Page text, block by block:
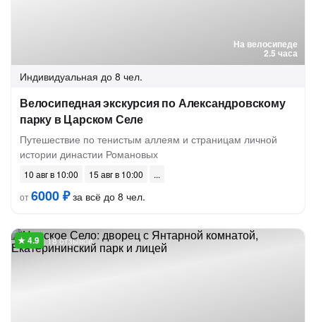
На велосипеде
2.5 часа
Индивидуальная до 8 чел.
Велосипедная экскурсия по Александровскому
парку в Царском Селе
Путешествие по тенистым аллеям и страницам личной
истории династии Романовых
10 авг в 10:00
15 авг в 10:00
от6000 ₽за всё до 8 чел.
18 отзывов